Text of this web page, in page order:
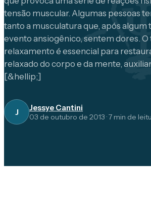
tensão muscular. Algumas pessoas
tanto a musculatura que, após algum
evento ansiogênico, sentem dores.
relaxamento é essencial para
relaxado do corpo e da mente,
[&hellip;]
J Jessye Cantini
03 de outubro de 2013 ·7 min de